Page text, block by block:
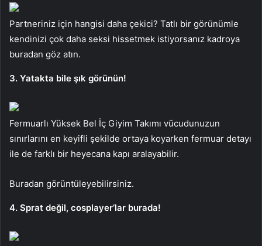
Partneriniz için hangisi daha çekici? Tatlı bir görünümle
kendinizi çok daha seksi hissetmek istiyorsanız kadroya
buradan göz atın.
3. Yatakta bile şık görünün!
Fermuarlı Yüksek Bel İç Giyim Takımı vücudunuzun
sınırlarını en keyifli şekilde ortaya koyarken fermuar detayı
ile de farklı bir heyecana kapı aralayabilir.
Buradan görüntüleyebilirsiniz.
4. Sprat değil, cosplayer’lar burada!